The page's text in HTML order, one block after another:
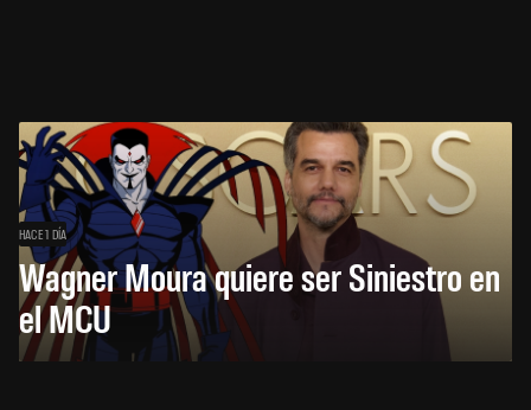
HACE 1 DÍA
Wagner Moura quiere ser Siniestro en
el MCU